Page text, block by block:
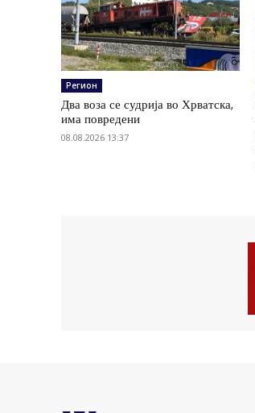
Регион
Два воза се судрија во Хрватска,
има повредени
08.08.2026 13:37